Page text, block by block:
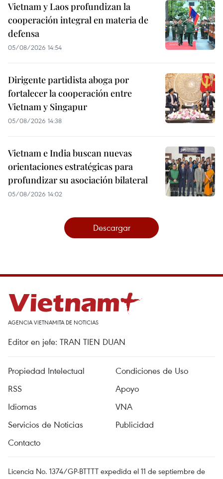
Vietnam y Laos profundizan la
cooperación integral en materia de
defensa
05/08/2026 14:54
Dirigente partidista aboga por
fortalecer la cooperación entre
Vietnam y Singapur
05/08/2026 14:38
Vietnam e India buscan nuevas
orientaciones estratégicas para
profundizar su asociación bilateral
05/08/2026 14:02
Descargar
AGENCIA VIETNAMITA DE NOTICIAS
Editor en jefe: TRAN TIEN DUAN
Propiedad Intelectual
Condiciones de Uso
RSS
Apoyo
Idiomas
VNA
Servicios de Noticias
Publicidad
Contacto
Licencia No. 1374/GP-BTTTT expedida el 11 de septiembre de